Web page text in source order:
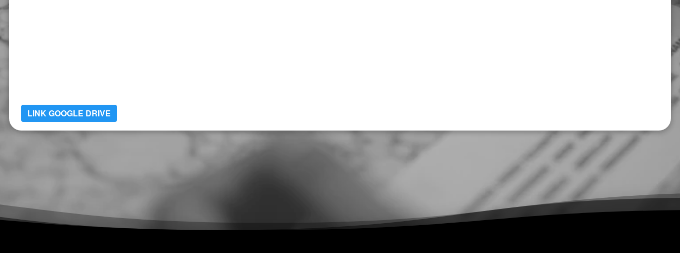
LINK GOOGLE DRIVE